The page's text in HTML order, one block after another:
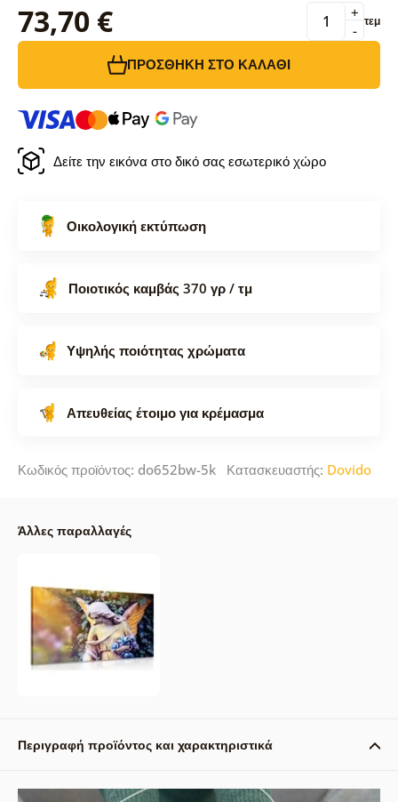
73,70 € -
+ τεμ
ΠΡΟΣΘΉΚΗ ΣΤΟ ΚΑΛΆΘΙ
Δείτε την εικόνα στο δικό σας εσωτερικό χώρο
Οικολογική εκτύπωση
Ποιοτικός καμβάς 370 γρ / τμ
Υψηλής ποιότητας χρώματα
Απευθείας έτοιμο για κρέμασμα
Κωδικός προϊόντος: do652bw-5k Κατασκευαστής: Dovido
Άλλες παραλλαγές
Περιγραφή προϊόντος και χαρακτηριστικά